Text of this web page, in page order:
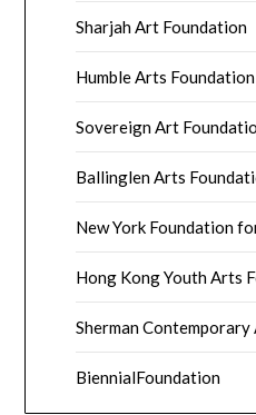
Sharjah Art Foundation
Humble Arts Foundation
Sovereign Art
Ballinglen Arts
New York Foundation
Hong Kong Youth Arts
Sherman
BiennialFoundation